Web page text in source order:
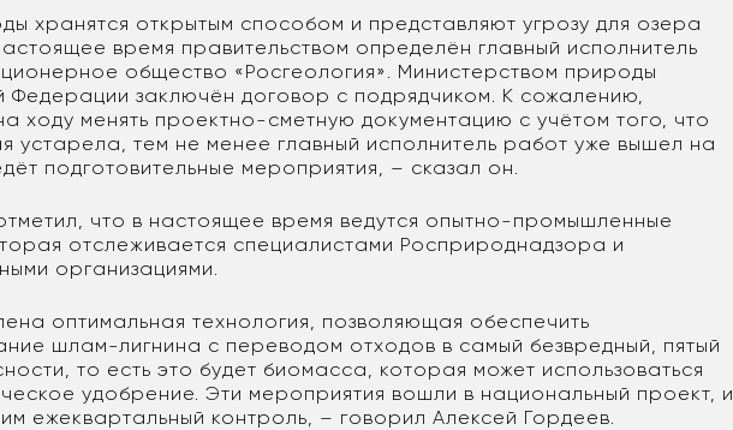
хранятся открытым способом и представляют угрозу для озера
время правительством определён главный исполнитель
общество «Росгеология». Министерством природы
Федерации заключён договор с подрядчиком. К сожалению,
ходу менять проектно-сметную документацию с учётом того, что
устарела, тем не менее главный исполнитель работ уже вышел на
подготовительные мероприятия, – сказал он.
что в настоящее время ведутся опытно-промышленные
отслеживается специалистами Росприроднадзора и
организациями.
оптимальная технология, позволяющая обеспечить
шлам-лигнина с переводом отходов в самый безвредный, пятый
то есть это будет биомасса, которая может использоваться
удобрение. Эти мероприятия вошли в национальный проект, и
ежеквартальный контроль, – говорил Алексей Гордеев.